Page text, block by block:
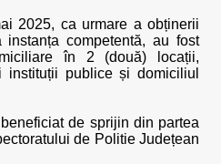
2025, ca urmare a obținerii
competentă, au fost
în 2 (două) locații,
instituții publice și domiciliul
de sprijin din partea
de Politie Județean